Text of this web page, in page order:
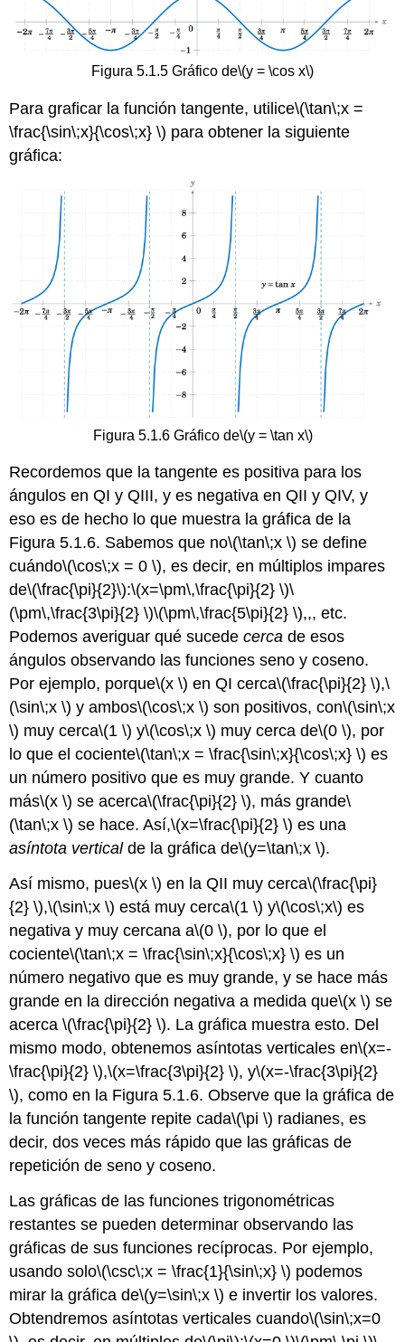
Figura 5.1.5 Gráfico de\(y = \cos x\)
Para graficar la función tangente, utilice\(\tan\;x =
\frac{\sin\;x}{\cos\;x} \) para obtener la siguiente
gráfica:
Figura 5.1.6 Gráfico de\(y = \tan x\)
Recordemos que la tangente es positiva para los
ángulos en QI y QIII, y es negativa en QII y QIV, y
eso es de hecho lo que muestra la gráfica de la
Figura 5.1.6. Sabemos que no\(\tan\;x \) se define
cuándo\(\cos\;x = 0 \), es decir, en múltiplos impares
de\(\frac{\pi}{2}\):\(x=\pm\,\frac{\pi}{2} \)\
(\pm\,\frac{3\pi}{2} \)\(\pm\,\frac{5\pi}{2} \),,, etc.
Podemos averiguar qué sucedecerca de esos
ángulos observando las funciones seno y coseno.
Por ejemplo, porque\(x \) en QI cerca\(\frac{\pi}{2} \),\
(\sin\;x \) y ambos\(\cos\;x \) son positivos, con\(\sin\;x
\) muy cerca\(1 \) y\(\cos\;x \) muy cerca de\(0 \), por
lo que el cociente\(\tan\;x = \frac{\sin\;x}{\cos\;x} \) es
un número positivo que es muy grande. Y cuanto
más\(x \) se acerca\(\frac{\pi}{2} \), más grande\
(\tan\;x \) se hace. Así,\(x=\frac{\pi}{2} \) es una
asíntota verticalde la gráfica de\(y=\tan\;x \).
Así mismo, pues\(x \) en la QII muy cerca\(\frac{\pi}
{2} \),\(\sin\;x \) está muy cerca\(1 \) y\(\cos\;x\) es
negativa y muy cercana a\(0 \), por lo que el
cociente\(\tan\;x = \frac{\sin\;x}{\cos\;x} \) es un
número negativo que es muy grande, y se hace más
grande en la dirección negativa a medida que\(x \) se
acerca\(\frac{\pi}{2} \). La gráfica muestra esto. Del
mismo modo, obtenemos asíntotas verticales en\(x=-
\frac{\pi}{2} \),\(x=\frac{3\pi}{2} \), y\(x=-\frac{3\pi}{2}
\), como en la Figura 5.1.6. Observe que la gráfica de
la función tangente repite cada\(\pi \) radianes, es
decir, dos veces más rápido que las gráficas de
repetición de seno y coseno.
Las gráficas de las funciones trigonométricas
restantes se pueden determinar observando las
gráficas de sus funciones recíprocas. Por ejemplo,
usando solo\(\csc\;x = \frac{1}{\sin\;x} \) podemos
mirar la gráfica de\(y=\sin\;x \) e invertir los valores.
Obtendremos asíntotas verticales cuando\(\sin\;x=0